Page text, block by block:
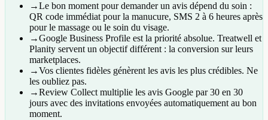
→Le bon moment pour demander un avis dépend du soin :
QR code immédiat pour la manucure, SMS 2 à 6 heures après
pour le massage ou le soin du visage.
→Google Business Profile est la priorité absolue. Treatwell et
Planity servent un objectif différent : la conversion sur leurs
marketplaces.
→Vos clientes fidèles génèrent les avis les plus crédibles. Ne
les oubliez pas.
→Review Collect multiplie les avis Google par 30 en 30
jours avec des invitations envoyées automatiquement au bon
moment.